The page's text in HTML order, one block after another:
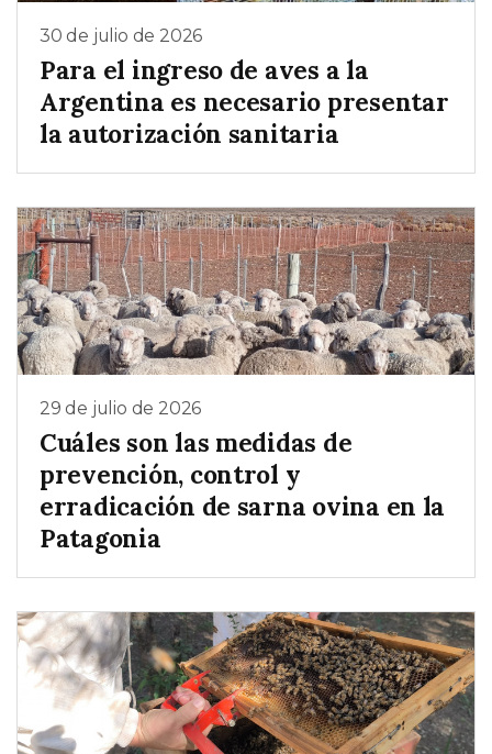
30 de julio de 2026
Para el ingreso de aves a la
Argentina es necesario presentar
la autorización sanitaria
29 de julio de 2026
Cuáles son las medidas de
prevención, control y
erradicación de sarna ovina en la
Patagonia